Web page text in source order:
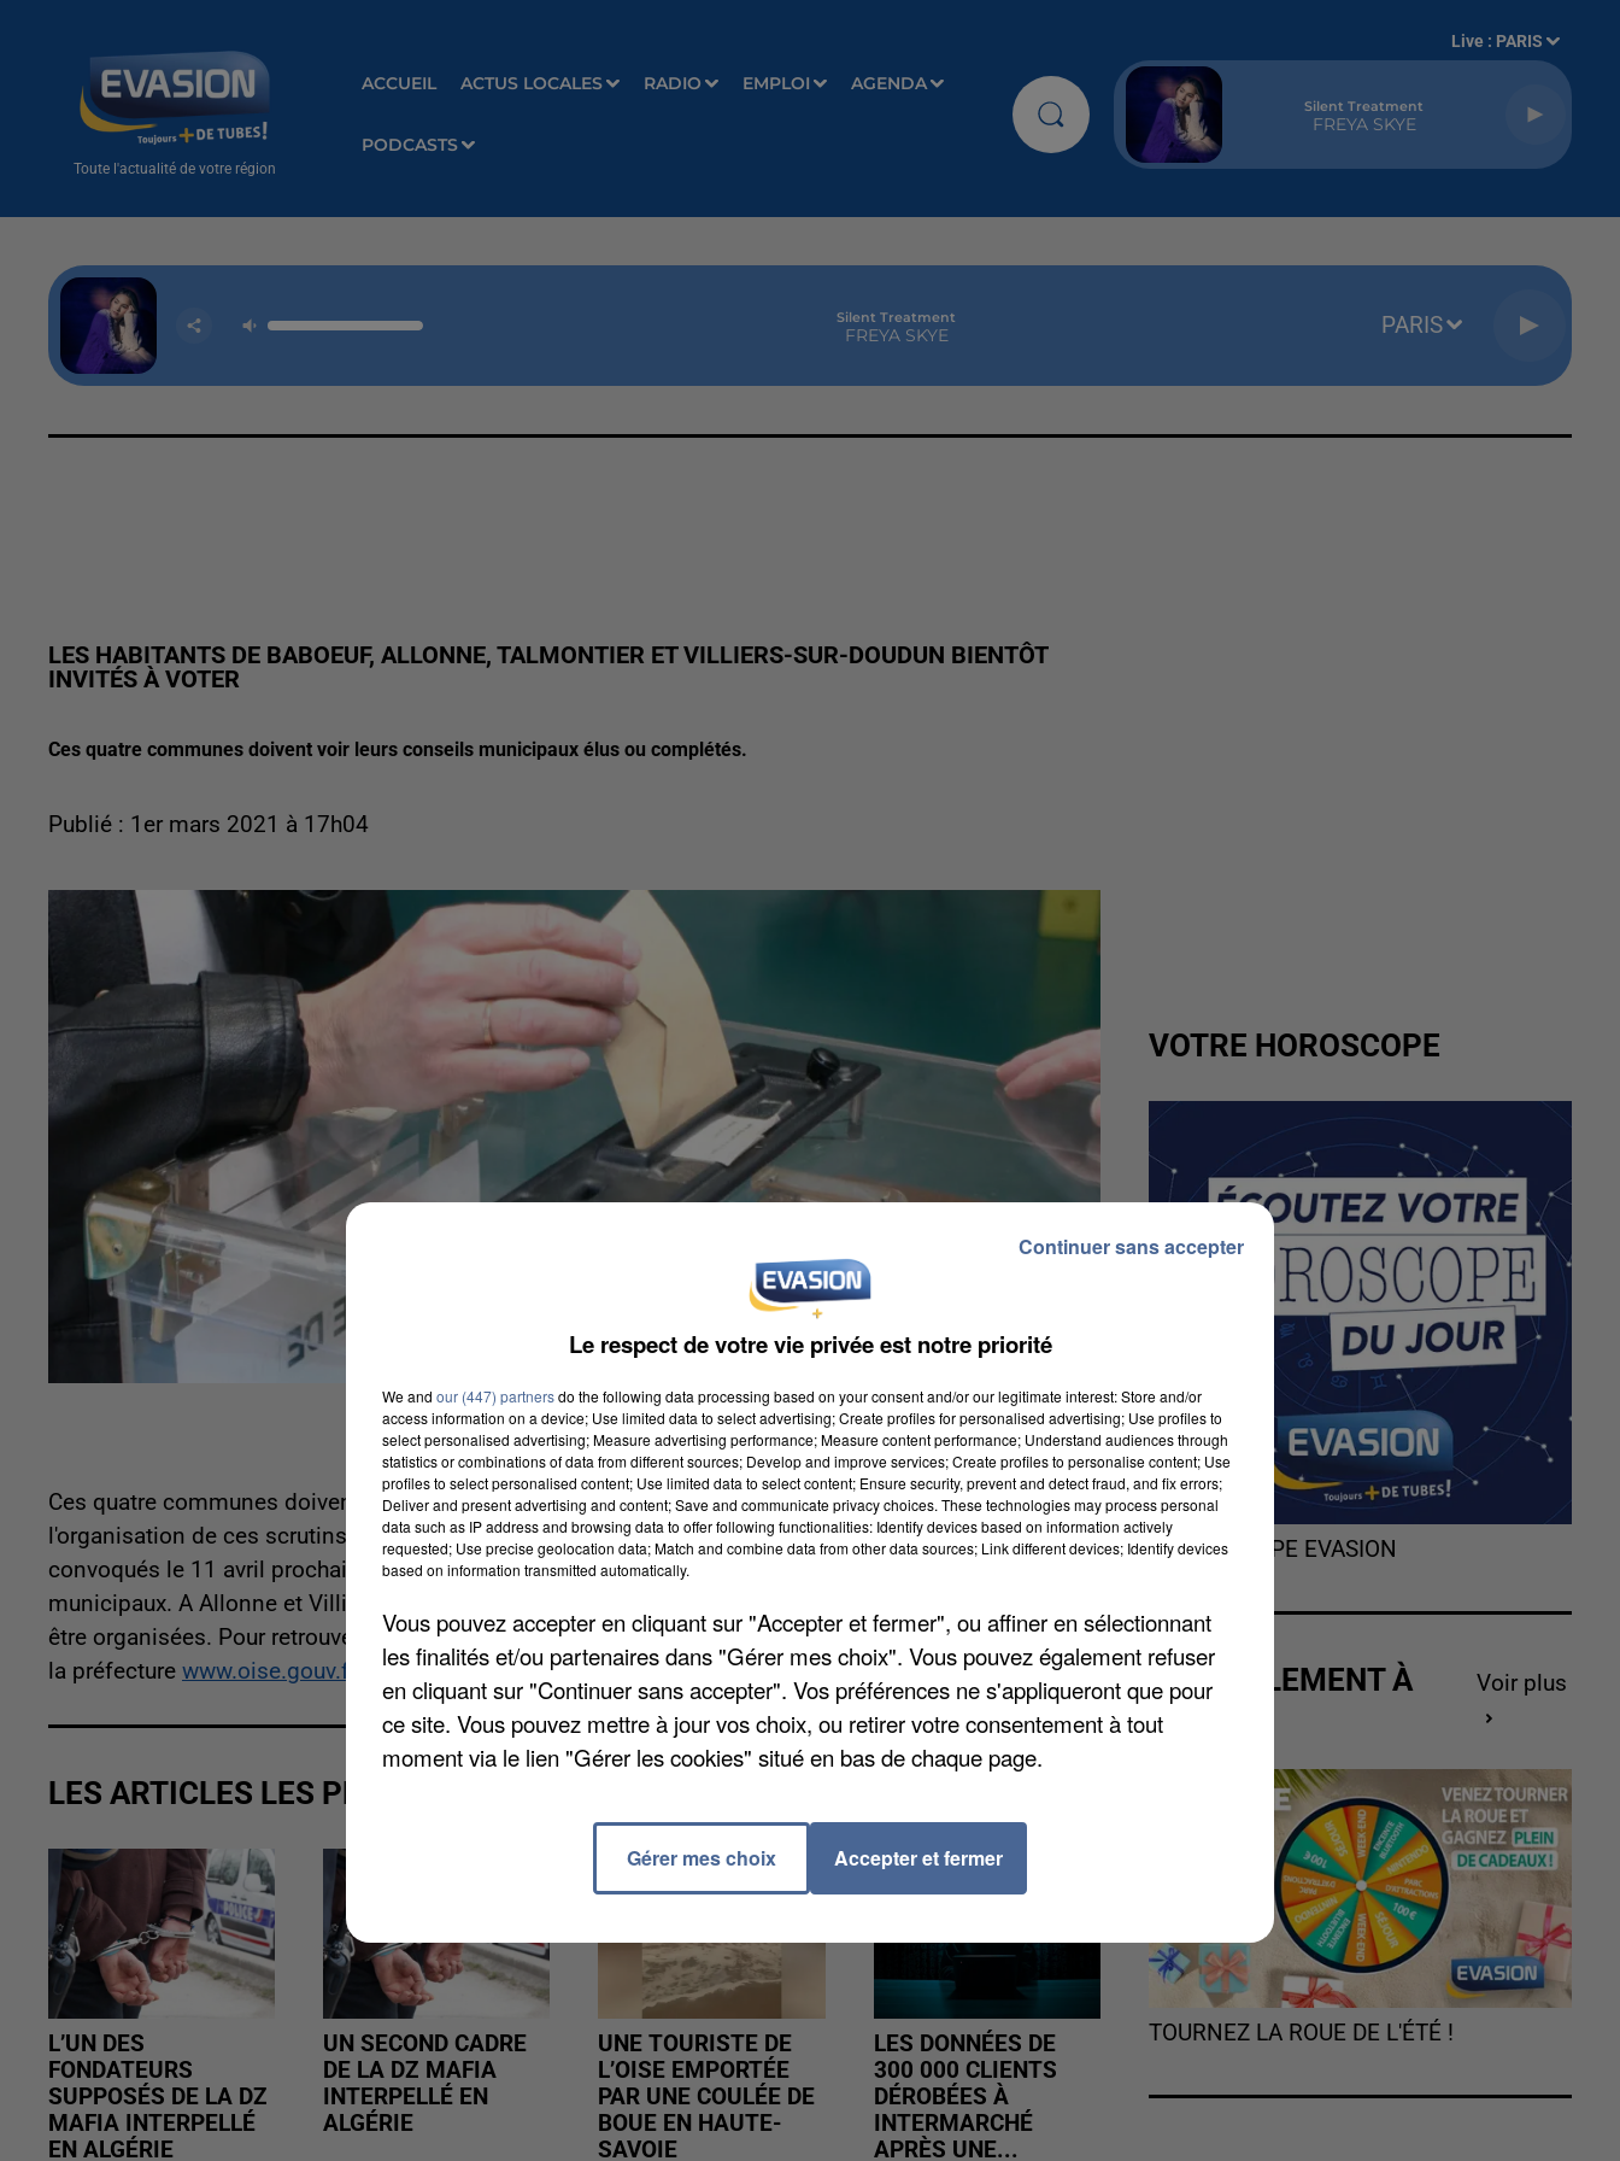
Toute l'actualité de votre région
ACCUEIL ACTUS LOCALES RADIO EMPLOI AGENDA
PODCASTS
Live : PARIS
Silent Treatment
FREYA SKYE
Silent Treatment
FREYA SKYE PARIS
LES HABITANTS DE BABOEUF, ALLONNE, TALMONTIER ET VILLIERS-SUR-DOUDUN BIENTÔT
INVITÉS À VOTER
Ces quatre communes doivent voir leurs conseils municipaux élus ou complétés.
Publié : 1er mars 2021 à 17h04
Ces quatre communes doivent voir leurs conseils municipaux élus ou complétés. Afin de permettre
l'organisation de ces scrutins et leur déroulement en dehors des congés scolaires, les électeurs seront
convoqués le 11 avril prochain. A Talmontiers et Baboeuf, il sera question de compléter les conseils
municipaux. A Allonne et Villiers-sur-Coudun, des élections municipales partielles intégrales doivent
être organisées. Pour retrouver les arrêtés convoquant les électeurs, rendez-vous sur le site internet de
la préfecture www.oise.gouv.fr
LES ARTICLES LES PLUS VUS
L’UN DES
FONDATEURS
SUPPOSÉS DE LA DZ
MAFIA INTERPELLÉ
EN ALGÉRIE
UN SECOND CADRE
DE LA DZ MAFIA
INTERPELLÉ EN
ALGÉRIE
UNE TOURISTE DE
L’OISE EMPORTÉE
PAR UNE COULÉE DE
BOUE EN HAUTE-
SAVOIE
LES DONNÉES DE
300 000 CLIENTS
DÉROBÉES À
INTERMARCHÉ
APRÈS UNE...
VOTRE HOROSCOPE
L'HOROSCOPE EVASION
ACTUELLEMENT À
GAGNER
Voir plus
TOURNEZ LA ROUE DE L'ÉTÉ !
Le respect de votre vie privée est notre priorité
We and our (447) partnersdo the following data processing based on your consent and/or our legitimate interest: Store and/or
access information on a device; Use limited data to select advertising; Create profiles for personalised advertising; Use profiles to
select personalised advertising; Measure advertising performance; Measure content performance; Understand audiences through
statistics or combinations of data from different sources; Develop and improve services; Create profiles to personalise content; Use
profiles to select personalised content; Use limited data to select content; Ensure security, prevent and detect fraud, and fix errors;
Deliver and present advertising and content; Save and communicate privacy choices. These technologies may process personal
data such as IP address and browsing data to offer following functionalities: Identify devices based on information actively
requested; Use precise geolocation data; Match and combine data from other data sources; Link different devices; Identify devices
based on information transmitted automatically.
Vous pouvez accepter en cliquant sur "Accepter et fermer", ou affiner en sélectionnant
les finalités et/ou partenaires dans "Gérer mes choix". Vous pouvez également refuser
en cliquant sur "Continuer sans accepter". Vos préférences ne s'appliqueront que pour
ce site. Vous pouvez mettre à jour vos choix, ou retirer votre consentement à tout
moment via le lien "Gérer les cookies" situé en bas de chaque page.
Gérer mes choix Accepter et fermer
Continuer sans accepter